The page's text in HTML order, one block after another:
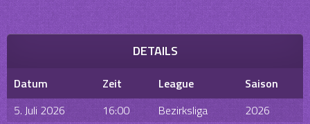
DETAILS
Datum Zeit League
Saison
5. Juli 2026
16:00 Bezirksliga 2026